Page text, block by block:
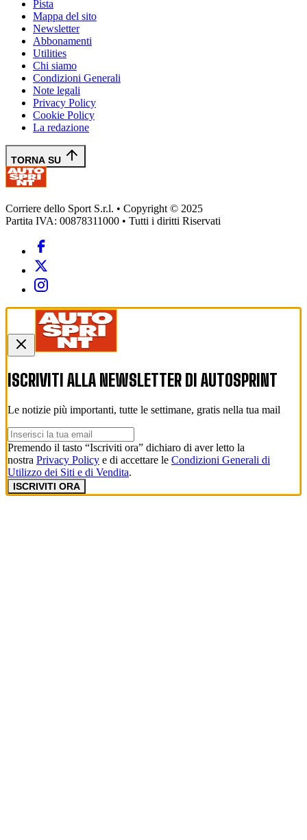
Pista
Mappa del sito
Newsletter
Abbonamenti
Utilities
Chi siamo
Condizioni Generali
Note legali
Privacy Policy
Cookie Policy
La redazione
TORNA SU
Corriere dello Sport S.r.l. • Copyright © 2025
Partita IVA: 00878311000 • Tutti i diritti Riservati
ISCRIVITI ALLA NEWSLETTER DI AUTOSPRINT
Le notizie più importanti, tutte le settimane, gratis nella tua mail
Premendo il tasto “Iscriviti ora” dichiaro di aver letto la
nostra Privacy Policy e di accettare le Condizioni Generali di
Utilizzo dei Siti e di Vendita.
ISCRIVITI ORA